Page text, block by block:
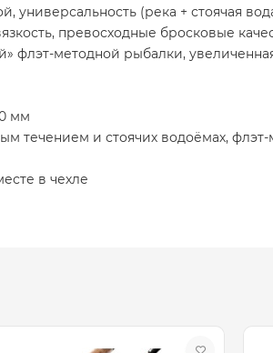
(река + стоячая
превосходные бросковые
флэт-методной рыбалки,
мм
течением и стоячих водоёмах, флэт-
в чехле